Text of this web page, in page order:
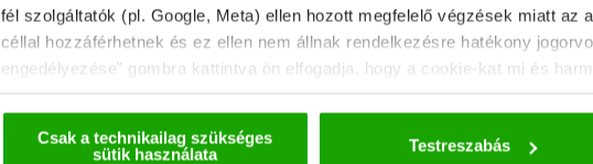
fél szolgáltatók (pl. Google, Meta) ellen hozott megfelelő végzések miatt az
céllal hozzáférhetnek és ez ellen nem állnak rendelkezésre hatékony
engedélyezése” gombra kattintva ön elfogadja, hogy a cookie-kat mi és
Csak a technikailag szükséges
sütik használata
Testreszabás